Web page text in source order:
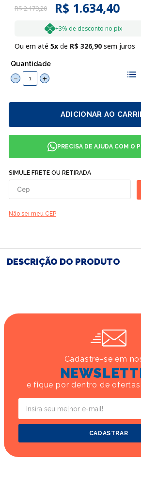
R$2.179,20 R$ 1.634,40
+3% de desconto no pix
Ou em até 5 R$ 326,90 sem juros
Quantidade
＋
－
ADICIONAR AO
PRECISA DE AJUDA COM O
SIMULE FRETE OU RETIRADA
Não sei meu CEP
DESCRIÇÃO DO PRODUTO
Cadastre-se em
e fique por dentro de
CADASTRAR